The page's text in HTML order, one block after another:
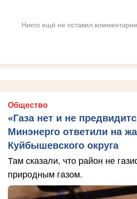
Никто ещё не оставил
Общество
«Газа нет и не
Минэнерго ответили на
Куйбышевского округа
Там сказали, что район не
природным газом.